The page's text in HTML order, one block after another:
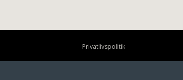
Privatlivspolitik